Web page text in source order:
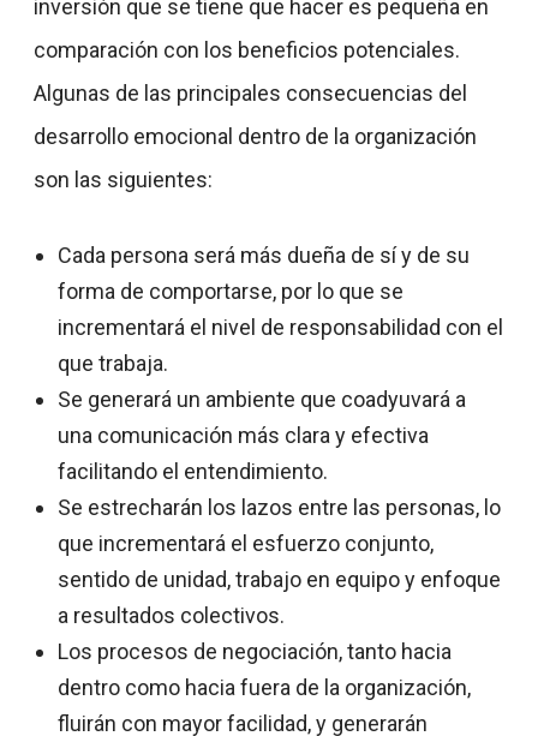
inversión que se tiene que hacer es pequeña en
comparación con los beneficios potenciales.
Algunas de las principales consecuencias del
desarrollo emocional dentro de la organización
son las siguientes:
Cada persona será más dueña de sí y de su
forma de comportarse, por lo que se
incrementará el nivel de responsabilidad con el
que trabaja.
Se generará un ambiente que coadyuvará a
una comunicación más clara y efectiva
facilitando el entendimiento.
Se estrecharán los lazos entre las personas, lo
que incrementará el esfuerzo conjunto,
sentido de unidad, trabajo en equipo y enfoque
a resultados colectivos.
Los procesos de negociación, tanto hacia
dentro como hacia fuera de la organización,
fluirán con mayor facilidad, y generarán